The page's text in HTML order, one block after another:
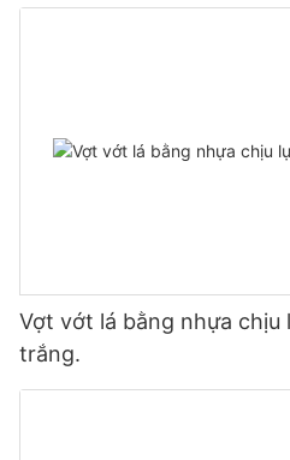
Vợt vớt lá bằng nhựa chịu
trắng.